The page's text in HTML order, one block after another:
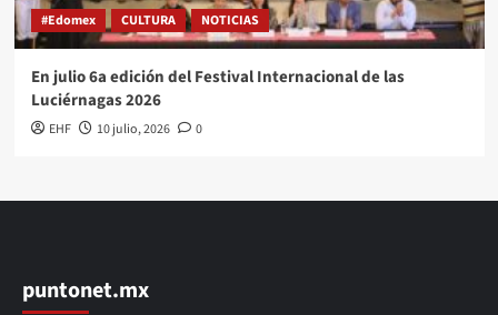
#Edomex CULTURA NOTICIAS
En julio 6a edición del Festival Internacional de las
Luciérnagas 2026
EHF 10 julio, 2026 0
puntonet.mx